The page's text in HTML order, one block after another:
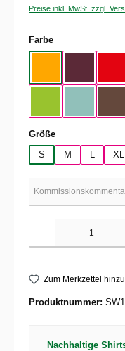
Preise inkl. MwSt. zzgl.
Farbeauswählen
Größeauswählen
S
M XL
Zum Merkzettel
Produktnummer:
Nachhaltige